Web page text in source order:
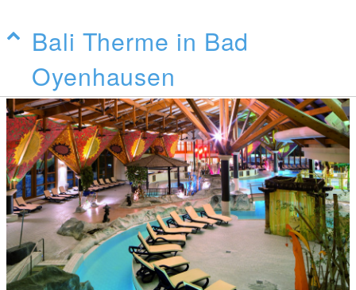
Bali Therme in Bad
Oyenhausen